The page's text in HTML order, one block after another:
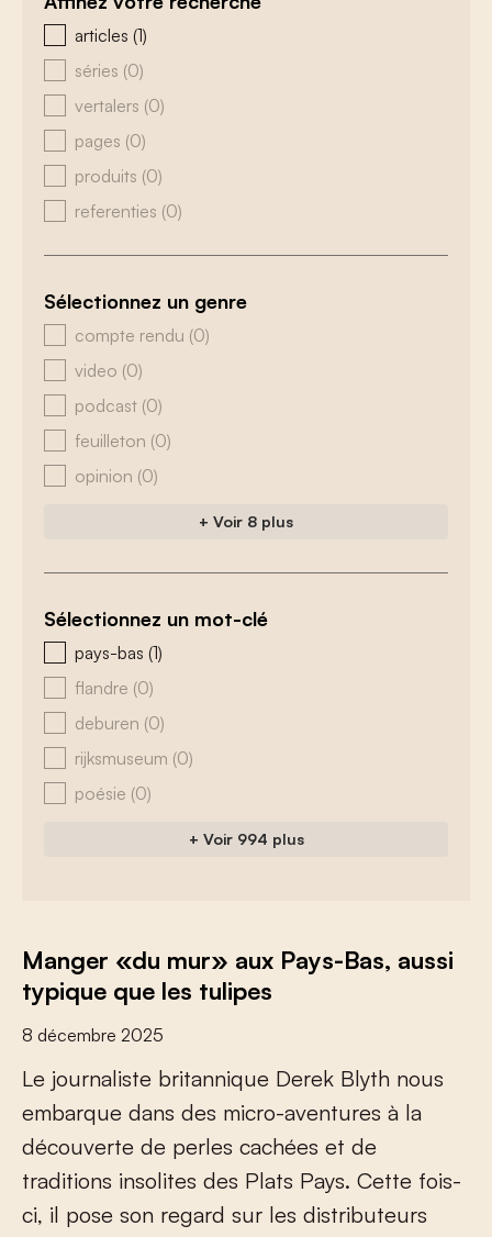
zoeken - type
articles (1)
séries (0)
vertalers (0)
pages (0)
produits (0)
referenties (0)
Sélectionnez un genre
zoeken - genre
compte rendu (0)
video (0)
podcast (0)
feuilleton (0)
opinion (0)
+ Voir 8 plus
Sélectionnez un mot-clé
zoeken - tags
pays-bas (1)
flandre (0)
deburen (0)
rijksmuseum (0)
poésie (0)
+ Voir 994 plus
Manger «du mur» aux Pays-Bas, aussi
typique que les tulipes
8 décembre 2025
Le journaliste britannique Derek Blyth nous
embarque dans des micro-aventures à la
découverte de perles cachées et de
traditions insolites des Plats Pays. Cette fois-
ci, il pose son regard sur les distributeurs